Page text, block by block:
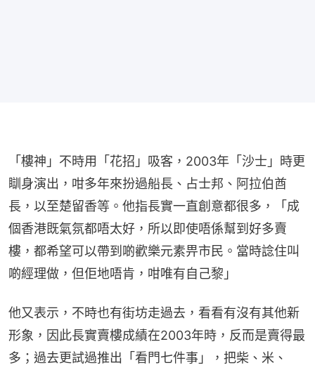
「樓神」不時用「花招」吸客，2003年「沙士」時更
瞓身演出，咁多年來扮過船長、占士邦、阿拉伯酋
長，以至楚留香等。他指長實一直創意都很多，「成
個香港既氣氛都唔太好，所以即使唔係幫到好多賣
樓，都希望可以帶到啲歡樂元素畀市民。當時諗住叫
啲經理做，但佢地唔肯，咁唯有自己黎」
他又表示，不時也有街坊走過去，看看有沒有其他新
形象，因此長實賣樓成績在2003年時，反而是賣得最
多；過去更試過推出「看門七件事」，把柴、米、